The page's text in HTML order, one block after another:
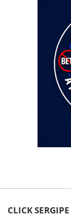
CLICK SERGIPE